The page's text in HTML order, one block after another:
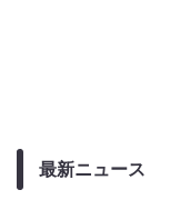
最新ニュース